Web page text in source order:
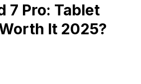
7 Pro: Tablet
It 2025?